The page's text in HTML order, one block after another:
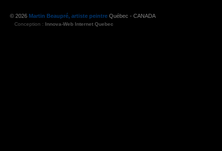
© 2026 Martin Beaupré, artiste peintre Québec - CANADA
Conception : Innova-Web Internet Quebec